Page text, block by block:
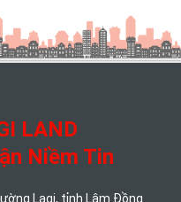
LAND
Niềm Tin
Lagi, tỉnh Lâm Đồng